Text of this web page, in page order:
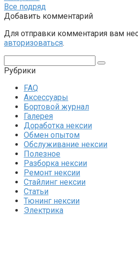
Все подряд
Добавить комментарий
Для отправки комментария вам
авторизоваться.
Рубрики
FAQ
Аксессуары
Бортовой журнал
Галерея
Доработка нексии
Обмен опытом
Обслуживание нексии
Полезное
Разборка нексии
Ремонт нексии
Стайлинг нексии
Статьи
Тюнинг нексии
Электрика